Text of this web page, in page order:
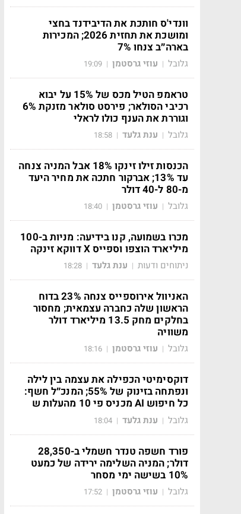
וונדי'ס חותכת את הדיבידנד בחצי
ומושכת את תחזית 2026; המכירות
בארה״ב צנחו 7%
גלובל | עוזי גרסטמן |
19:09
טראמפ הטיל מכס של 15% על יבוא
רכיבי הסולאר; פירסט סולאר מזנקת 6%
וגוררת את הענף כולו לראלי
גלובל | ענת גלעד |
18:58
הכנסות זילו זינקו 18% אבל המניה צנחה
עד 13%; אברקור חתכה את מחיר היעד
מ-80 ל-40 דולר
גלובל | עוזי גרסטמן |
18:40
מכרו בשמועה, קנו בידיעה: מניות ב-100
מיליארד הוצפו וספייס X דווקא זינקה
ניתוחים ודעות | ענת גלעד |
18:28
האניוול אירוספייס צנחה 23% בדוח
הראשון שלה כחברה עצמאית; מחסור
בחלקים מחק 13.5 מיליארד דולר
משוויה
גלובל | עוזי גרסטמן |
18:16
דוקסימיטי הכפילה את עצמה בין לילה
ונפתחה בזינוק של 55%; המנכ״ל חשף:
כל חיפוש AI מכניס פי 10 מהעלות ש
גלובל | ענת גלעד |
18:04
פורד חשפה טנדר חשמלי ב-28,350
דולר; המניה השלימה ירידה של כמעט
10% בשישה ימי מסחר
גלובל | עוזי גרסטמן |
17:52